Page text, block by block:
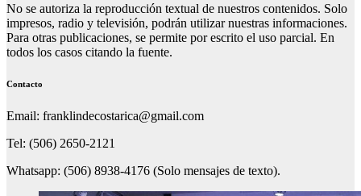
No se autoriza la reproducción textual de nuestros contenidos. Solo
impresos, radio y televisión, podrán utilizar nuestras informaciones.
Para otras publicaciones, se permite por escrito el uso parcial. En
todos los casos citando la fuente.
Contacto
Email: franklindecostarica@gmail.com
Tel: (506) 2650-2121
Whatsapp: (506) 8938-4176 (Solo mensajes de texto).